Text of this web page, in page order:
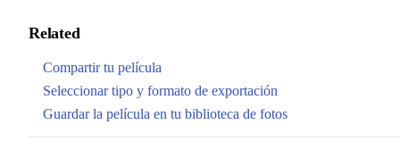
Related
Compartir tu película
Seleccionar tipo y formato de exportación
Guardar la película en tu biblioteca de fotos